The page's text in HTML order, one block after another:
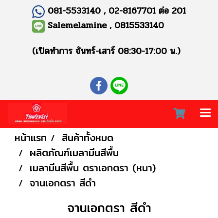
081-5533140 , 02-8167701 ต่อ 201
Salemelamine , 0815533140
(เปิดทำการ จันทร์-เสาร์ 08:30-17:00 น.)
หน้าแรก
สินค้าทั้งหมด
ผลิตภัณฑ์เมลามีนสีพื้น
เมลามีนสีพื้น ตราเอกตรา (หนา)
จานเอกตรา สีดำ
จานเอกตรา สีดำ